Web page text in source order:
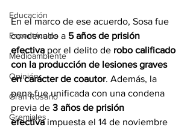
Educación
Espectáculos
Medioambiente
Opinión
Gran Rosario
Gremiales
En el marco de ese acuerdo, Sosa fue
condenado a 5 años de prisión
efectiva por el delito de robo calificado
con la producción de lesiones graves
en carácter de coautor. Además, la
pena fue unificada con una condena
previa de 3 años de prisión
efectiva impuesta el 14 de noviembre